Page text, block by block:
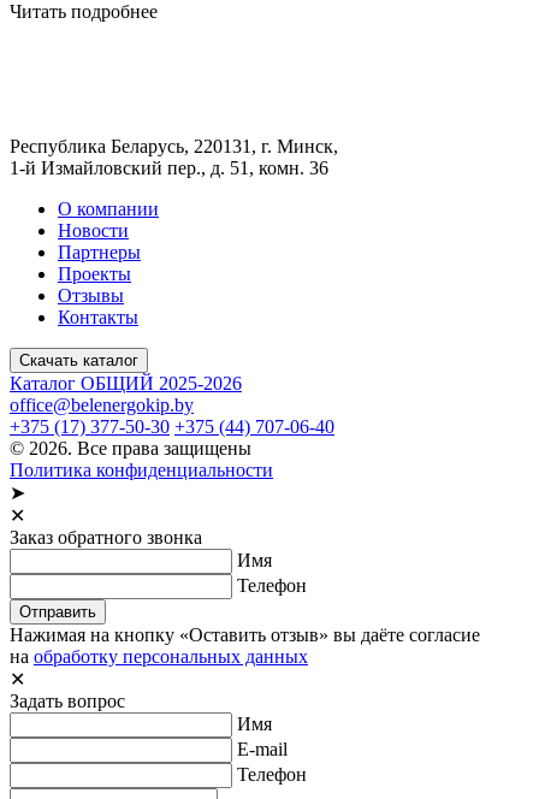
Читать подробнее
Республика Беларусь, 220131, г. Минск,
1-й Измайловский пер., д. 51, комн. 36
О компании
Новости
Партнеры
Проекты
Отзывы
Контакты
Скачать каталог
Каталог ОБЩИЙ 2025-2026
office@belenergokip.by
+375 (17) 377-50-30 +375 (44) 707-06-40
© 2026. Все права защищены
Политика конфиденциальности
➤
✕
Заказ обратного звонка
Имя
Телефон
Отправить
Нажимая на кнопку «Оставить отзыв» вы даёте согласие
на обработку персональных данных
✕
Задать вопрос
Имя
E-mail
Телефон